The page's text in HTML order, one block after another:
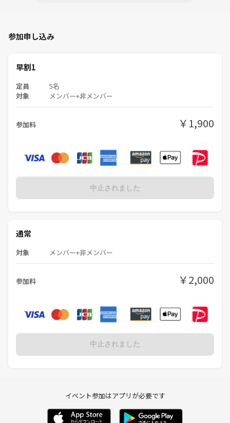
④スタッフがテーブル番号を指定させていただきます。２人以上そろっ
ルの全員としてください）
＊はじめは着席式です！
（人数が極端に多くなったときは立席式となります）
⑤お互いに自分の仕事の簡単な紹介をします。聞いてほしいこと、聞き
⑥約15分ほどで席替えが有ります。
（もっとお話ししたい方とはLINE交換などもおこないます）
⑦丁寧にお話ししていただいたことにお礼を伝えます。
を予定しています。40分間で初めに4人～6人の方と名刺交換とお話をし
ができます。
⑨もっとお話をしたい方とは２次会として喫茶店などに誘ってお話を続
けたり後日アポイントをとってより話を広げたり、深めたりしましょ
チャンスを実際につかんでもらう事と、スピード感をもってビジネスを
参加申し込み
早割1
定員 5名
対象 メンバー+非メンバー
参加料 ￥1,900
中止されました
通常
対象 メンバー+非メンバー
参加料 ￥2,000
中止されました
イベント参加はアプリが必要です